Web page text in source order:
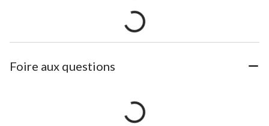
Foire aux questions